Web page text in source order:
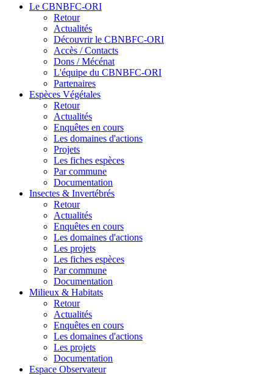
Le CBNBFC-ORI
Retour
Actualités
Découvrir le CBNBFC-ORI
Accès / Contacts
Dons / Mécénat
L'équipe du CBNBFC-ORI
Partenaires
Espèces Végétales
Retour
Actualités
Enquêtes en cours
Les domaines d'actions
Projets
Les fiches espèces
Par commune
Documentation
Insectes & Invertébrés
Retour
Actualités
Enquêtes en cours
Les domaines d'actions
Les projets
Les fiches espèces
Par commune
Documentation
Milieux & Habitats
Retour
Actualités
Enquêtes en cours
Les domaines d'actions
Les projets
Documentation
Espace Observateur